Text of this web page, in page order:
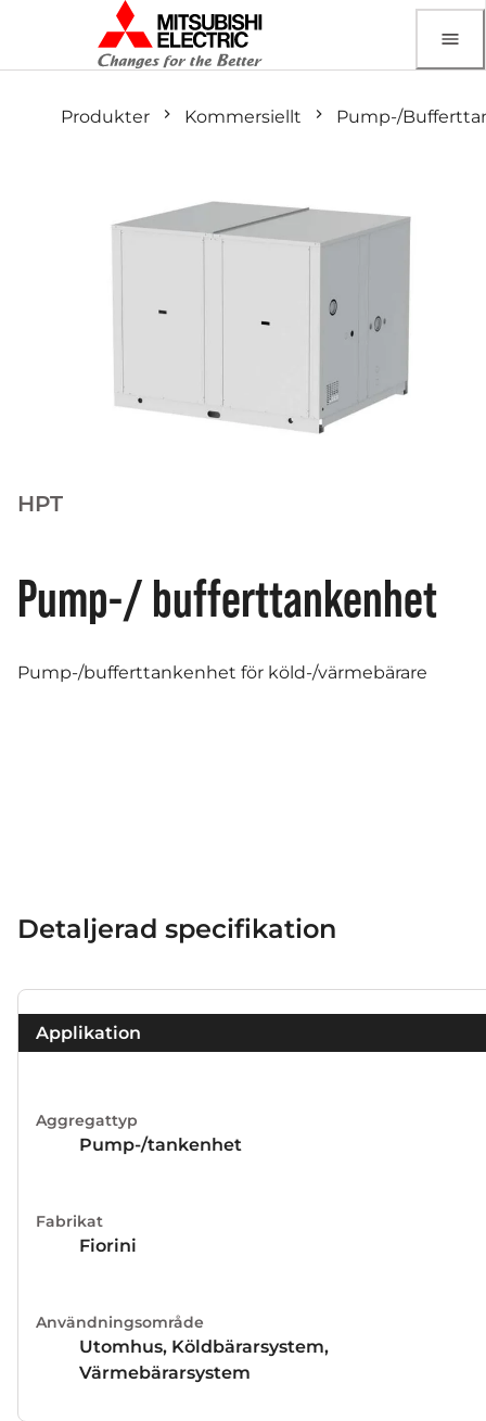
Produkter Kommersiellt Pump-/
HPT
Pump-/ bufferttankenhet
Pump-/bufferttankenhet för köld-/värmebärare
Detaljerad specifikation
Applikation
Aggregattyp
Pump-/tankenhet
Fabrikat
Fiorini
Användningsområde
Utomhus, Köldbärarsystem,
Värmebärarsystem